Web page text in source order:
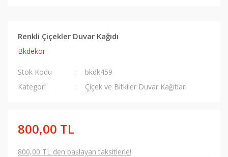
Renkli Çiçekler Duvar Kağıdı
Bkdekor
Stok Kodu
bkdk459
Kategori
Çiçek ve Bitkiler Duvar Kağıtları
800,00 TL
800,00 TL den başlayan taksitlerle!